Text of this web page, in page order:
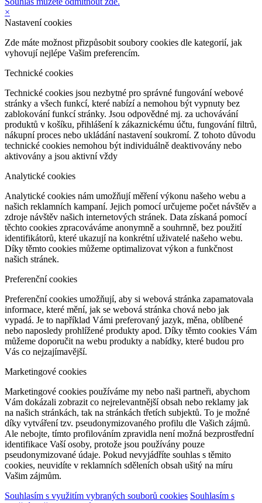
×
Nastavení cookies
Zde máte možnost přizpůsobit soubory cookies dle kategorií, jak
vyhovují nejlépe Vašim preferencím.
Technické cookies
Technické cookies jsou nezbytné pro správné fungování webové
stránky a všech funkcí, které nabízí a nemohou být vypnuty bez
zablokování funkcí stránky. Jsou odpovědné mj. za uchovávání
produktů v košíku, přihlášení k zákaznickému účtu, fungování filtrů,
nákupní proces nebo ukládání nastavení soukromí. Z tohoto důvodu
technické cookies nemohou být individuálně deaktivovány nebo
aktivovány a jsou aktivní vždy
Analytické cookies
Analytické cookies nám umožňují měření výkonu našeho webu a
našich reklamních kampaní. Jejich pomocí určujeme počet návštěv a
zdroje návštěv našich internetových stránek. Data získaná pomocí
těchto cookies zpracováváme anonymně a souhrnně, bez použití
identifikátorů, které ukazují na konkrétní uživatelé našeho webu.
Díky těmto cookies můžeme optimalizovat výkon a funkčnost
našich stránek.
Preferenční cookies
Preferenční cookies umožňují, aby si webová stránka zapamatovala
informace, které mění, jak se webová stránka chová nebo jak
vypadá. Je to například Vámi preferovaný jazyk, měna, oblíbené
nebo naposledy prohlížené produkty apod. Díky těmto cookies Vám
můžeme doporučit na webu produkty a nabídky, které budou pro
Vás co nejzajímavější.
Marketingové cookies
Marketingové cookies používáme my nebo naši partneři, abychom
Vám dokázali zobrazit co nejrelevantnější obsah nebo reklamy jak
na našich stránkách, tak na stránkách třetích subjektů. To je možné
díky vytváření tzv. pseudonymizovaného profilu dle Vašich zájmů.
Ale nebojte, tímto profilováním zpravidla není možná bezprostřední
identifikace Vaší osoby, protože jsou používány pouze
pseudonymizované údaje. Pokud nevyjádříte souhlas s těmito
cookies, neuvidíte v reklamních sděleních obsah ušitý na míru
Vašim zájmům.
Souhlasím s využitím vybraných souborů cookies Souhlasím s